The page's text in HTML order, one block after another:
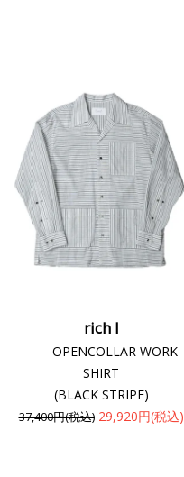
rich I
OPENCOLLAR WORK
SHIRT
(BLACK STRIPE)
37,400円(税込) 29,920円(税込)